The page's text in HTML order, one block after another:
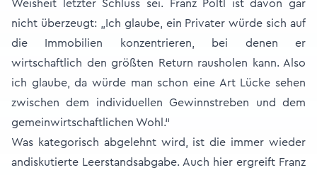
Weisheit letzter Schluss sei. Franz Pöltl ist davon gar
nicht überzeugt: „Ich glaube, ein Privater würde sich auf
die Immobilien konzentrieren, bei denen er
wirtschaftlich den größten Return rausholen kann. Also
ich glaube, da würde man schon eine Art Lücke sehen
zwischen dem individuellen Gewinnstreben und dem
gemeinwirtschaftlichen Wohl.“
Was kategorisch abgelehnt wird, ist die immer wieder
andiskutierte Leerstandsabgabe. Auch hier ergreift Franz